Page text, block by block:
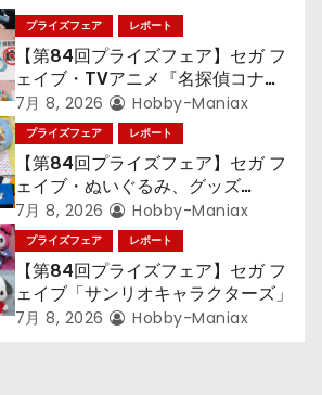
プライズフェア レポート
【第84回プライズフェア】セガ フ
ェイブ・TVアニメ『名探偵コナ
ン』TVアニメ『呪術廻戦』『〈物
語〉シリーズ』「初音ミク」
7月 8, 2026 Hobby-Maniax
プライズフェア レポート
【第84回プライズフェア】セガ フ
ェイブ・ぬいぐるみ、グッズ
『LiSA』『ミニオン』『おさるの
ジョージ』『ポケットモンスター』
7月 8, 2026 Hobby-Maniax
プライズフェア レポート
【第84回プライズフェア】セガ フ
ェイブ「サンリオキャラクターズ」
7月 8, 2026 Hobby-Maniax